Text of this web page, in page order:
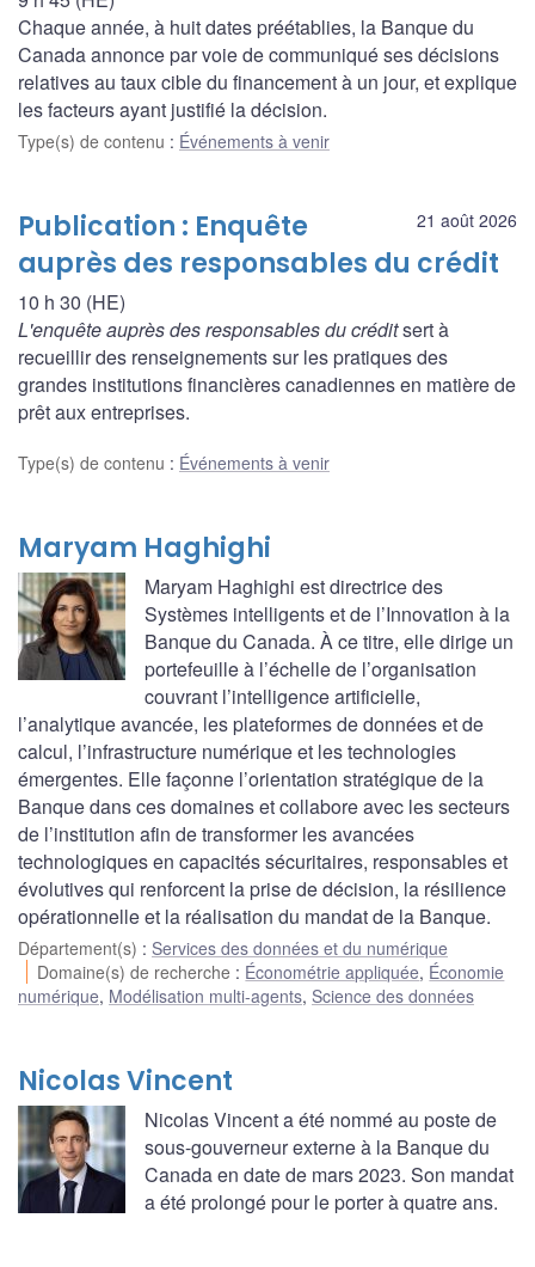
Chaque année, à huit dates préétablies, la Banque du
Canada annonce par voie de communiqué ses décisions
relatives au taux cible du financement à un jour, et explique
les facteurs ayant justifié la décision.
Type(s) de contenu : Événements à venir
21 août 2026
Publication : Enquête
auprès des responsables du crédit
10 h 30 (HE)
L'enquête auprès des responsables du créditsert à
recueillir des renseignements sur les pratiques des
grandes institutions financières canadiennes en matière de
prêt aux entreprises.
Type(s) de contenu : Événements à venir
Maryam Haghighi
Maryam Haghighi est directrice des
Systèmes intelligents et de l’Innovation à la
Banque du Canada. À ce titre, elle dirige un
portefeuille à l’échelle de l’organisation
couvrant l’intelligence artificielle,
l’analytique avancée, les plateformes de données et de
calcul, l’infrastructure numérique et les technologies
émergentes. Elle façonne l’orientation stratégique de la
Banque dans ces domaines et collabore avec les secteurs
de l’institution afin de transformer les avancées
technologiques en capacités sécuritaires, responsables et
évolutives qui renforcent la prise de décision, la résilience
opérationnelle et la réalisation du mandat de la Banque.
Département(s) : Services des données et du numérique
Domaine(s) de recherche : Économétrie appliquée, Économie
numérique, Modélisation multi-agents, Science des données
Nicolas Vincent
Nicolas Vincent a été nommé au poste de
sous-gouverneur externe à la Banque du
Canada en date de mars 2023. Son mandat
a été prolongé pour le porter à quatre ans.